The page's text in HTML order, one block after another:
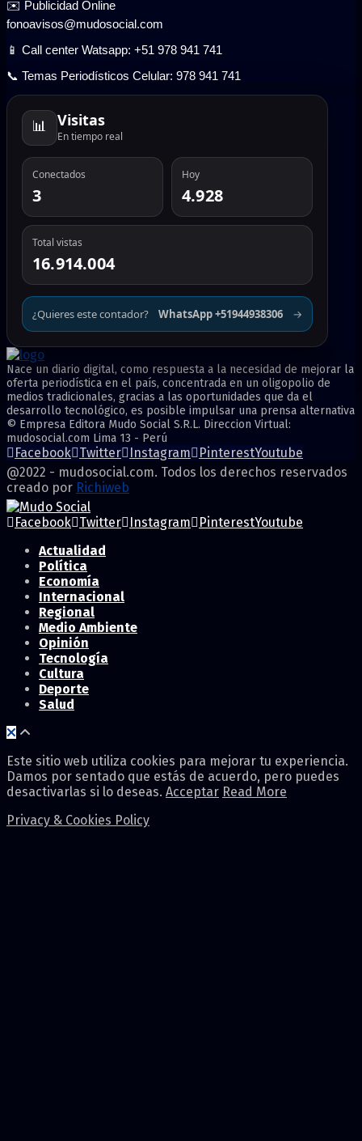
✉️ Publicidad Online
fonoavisos@mudosocial.com
📱 Call center Watsapp: +51 978 941 741
📞 Temas Periodísticos Celular: 978 941 741
📊 Visitas
En tiempo real
Conectados
3
Hoy
4.928
Total vistas
16.914.004
¿Quieres este contador? WhatsApp +51944938306 →
Nace un diario digital, como respuesta a la necesidad de mejorar la
oferta periodística en el país, concentrada en un oligopolio de
medios tradicionales, gracias a las oportunidades que da el
desarrollo tecnológico, es posible impulsar una prensa alternativa
© Empresa Editora Mudo Social S.R.L. Direccion Virtual:
mudosocial.com Lima 13 - Perú
Facebook Twitter Instagram PinterestYoutube
@2022 - mudosocial.com. Todos los derechos reservados
creado por Richiweb
Facebook Twitter Instagram PinterestYoutube
Actualidad
Política
Economía
Internacional
Regional
Medio Ambiente
Opinión
Tecnología
Cultura
Deporte
Salud
Este sitio web utiliza cookies para mejorar tu experiencia.
Damos por sentado que estás de acuerdo, pero puedes
desactivarlas si lo deseas. Acceptar Read More
Privacy & Cookies Policy